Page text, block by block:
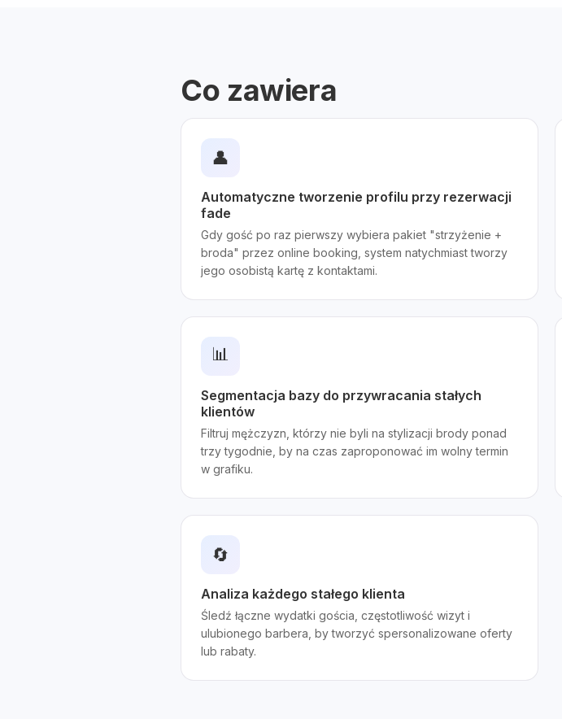
Co zawiera
👤
Automatyczne tworzenie profilu przy rezerwacji
fade
Gdy gość po raz pierwszy wybiera pakiet "strzyżenie +
broda" przez online booking, system natychmiast tworzy
jego osobistą kartę z kontaktami.
📊
Segmentacja bazy do przywracania stałych
klientów
Filtruj mężczyzn, którzy nie byli na stylizacji brody ponad
trzy tygodnie, by na czas zaproponować im wolny termin
w grafiku.
🔄
Analiza każdego stałego klienta
Śledź łączne wydatki gościa, częstotliwość wizyt i
ulubionego barbera, by tworzyć spersonalizowane oferty
lub rabaty.